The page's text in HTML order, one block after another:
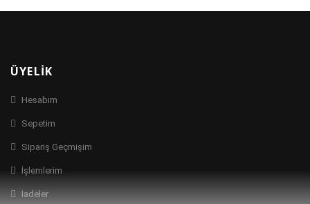
ÜYELIK
Hesabım
Sepetim
Sipariş Geçmişim
İşlemlerim
İadeler